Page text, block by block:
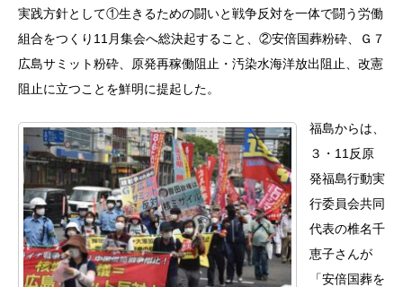
実践方針として①生きるための闘いと戦争反対を一体で闘う労働
組合をつくり11月集会へ総決起すること、②安倍国葬粉砕、Ｇ７
広島サミット粉砕、原発再稼働阻止・汚染水海洋放出阻止、改憲
阻止に立つことを鮮明に提起した。
福島からは、
３・11反原
発福島行動実
行委員会共同
代表の椎名千
恵子さんが
「安倍国葬を